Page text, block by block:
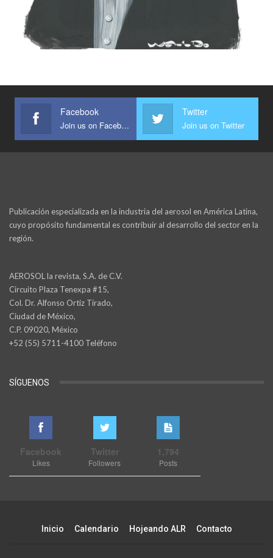
Facebook
Join us on Facebook
Twitter
Join us on Twitter
Publicación especializada en la industria del aerosol en América Latina,
cuyo propósito fundamental es contribuir al desarrollo del sector en la
región.
AEROSOL la revista, S.A. de C.V.
Circuito Plaza Tenexpa #15,
Col. Dr. Alfonso Ortiz Tirado,
Ciudad de México,
C.P. 09020, México
+52 (55) 5711-4100 Teléfono
SÍGUENOS
Facebook
Likes
Twitter
Followers
1,794
Posts
Inicio Calendario Hojeando ALR Contacto